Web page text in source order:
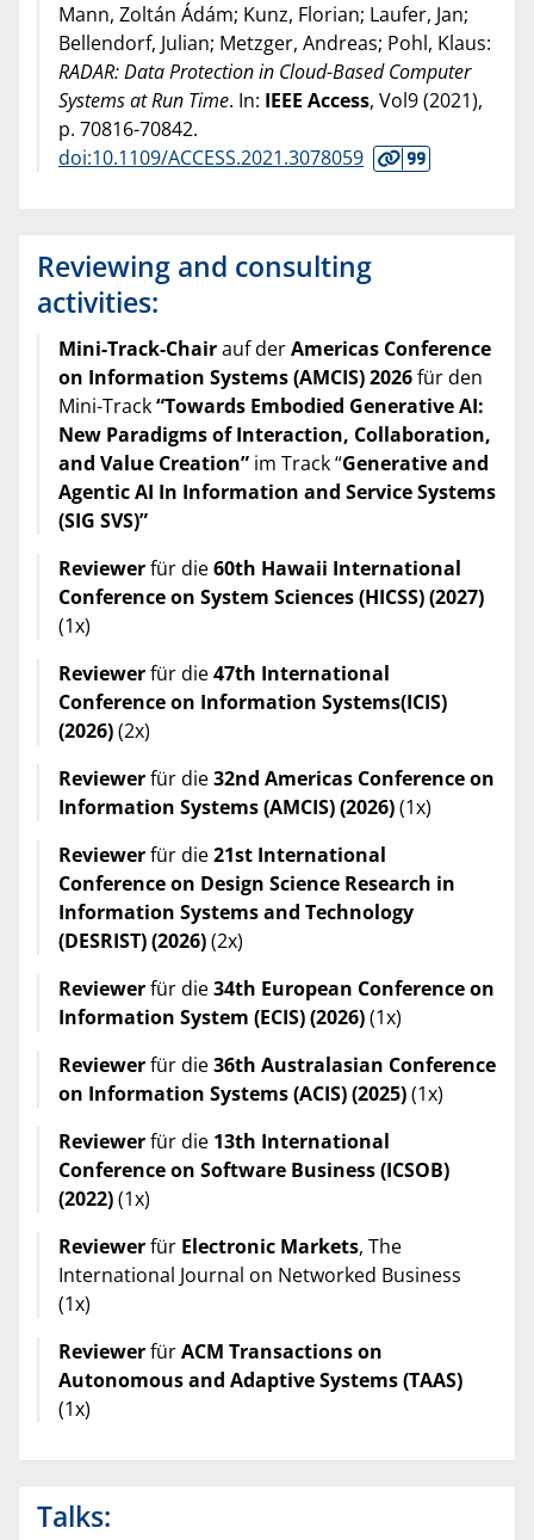
Mann, Zoltán Ádám; Kunz, Florian; Laufer, Jan;
Bellendorf, Julian; Metzger, Andreas; Pohl, Klaus:
RADAR: Data Protection in Cloud-Based Computer
Systems at Run Time. In: IEEE Access, Vol9 (2021),
p. 70816-70842.
doi:10.1109/ACCESS.2021.3078059
Reviewing and consulting
activities:
Mini-Track-Chairauf derAmericas Conference
on Information Systems (AMCIS) 2026für den
Mini-Track“Towards Embodied Generative AI:
New Paradigms of Interaction, Collaboration,
and Value Creation” im Track “Generative and
Agentic AI In Information and Service Systems
(SIG SVS)”
Reviewerfür die60th Hawaii International
Conference on System Sciences (HICSS) (2027)
(1x)
Reviewerfür die47th International
Conference on Information Systems(ICIS)
(2026)(2x)
Reviewerfür die32nd Americas Conference on
Information Systems (AMCIS) (2026)(1x)
Reviewerfür die21st International
Conference on Design Science Research in
Information Systems and Technology
(DESRIST) (2026)(2x)
Reviewerfür die34th European Conference on
Information System (ECIS) (2026)(1x)
Reviewerfür die36th Australasian Conference
on Information Systems (ACIS) (2025)(1x)
Reviewerfür die 13th International
Conference on Software Business (ICSOB)
(2022)(1x)
Reviewerfür Electronic Markets, The
International Journal on Networked Business
(1x)
ReviewerfürACM Transactions on
Autonomous and Adaptive Systems (TAAS)
(1x)
Talks: